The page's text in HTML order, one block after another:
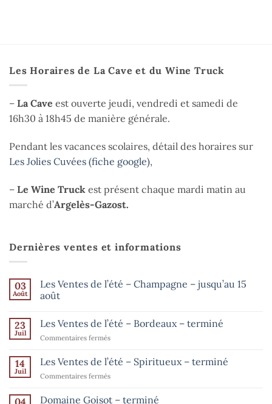
Les Horaires de La Cave et du Wine Truck
– La Cave est ouverte jeudi, vendredi et samedi de
16h30 à 18h45 de manière générale.
Pendant les vacances scolaires, détail des horaires sur
Les Jolies Cuvées (fiche google),
– Le Wine Truck est présent chaque mardi matin au
marché d’Argelès-Gazost.
Dernières ventes et informations
03
Août
Les Ventes de l’été – Champagne – jusqu’au 15
août
sur
Ventes
–
–
15
août
23
Juil
Les Ventes de l’été – Bordeaux – terminé
Commentaires ferméssur
Ventes
de
l’été
Bordeaux
14
Juil
Les Ventes de l’été – Spiritueux – terminé
Commentaires ferméssur
Ventes
Domaine Goisot – terminé